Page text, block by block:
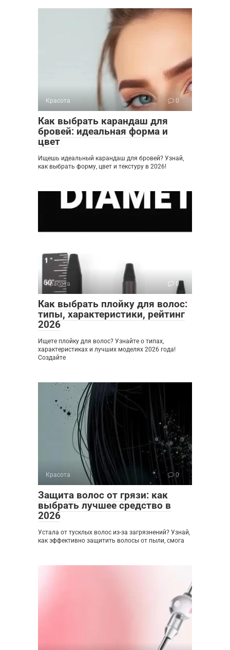
Красота 0
Как выбрать карандаш для
бровей: идеальная форма и
цвет
Ищешь идеальный карандаш для бровей? Узнай,
как выбрать форму, цвет и текстуру в 2026!
Красота 0
Как выбрать плойку для волос:
типы, характеристики, рейтинг
2026
Ищете плойку для волос? Узнайте о типах,
характеристиках и лучших моделях 2026 года!
Создайте
Красота 0
Защита волос от грязи: как
выбрать лучшее средство в
2026
Устала от тусклых волос из-за загрязнений? Узнай,
как эффективно защитить волосы от пыли, смога